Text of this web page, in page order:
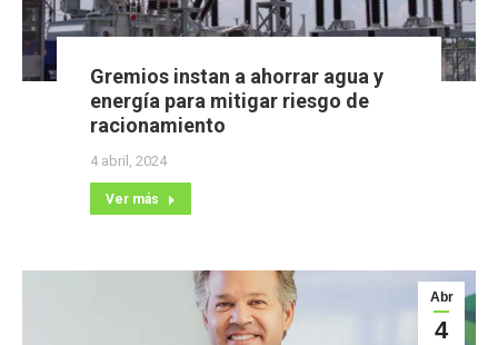
Gremios instan a ahorrar agua y
energía para mitigar riesgo de
racionamiento
4 abril, 2024
Ver más
Abr
4